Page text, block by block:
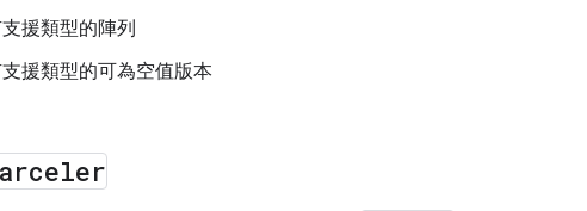
援類型的陣列
援類型的可為空值版本